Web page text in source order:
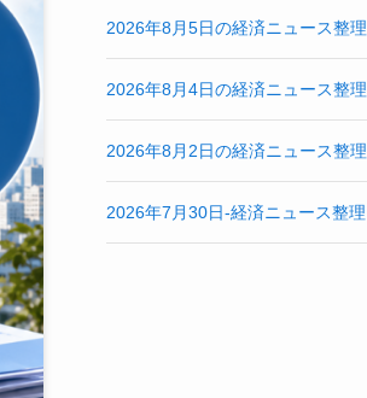
2026年8月5日の経済ニュース整理
2026年8月4日の経済ニュース整理
2026年8月2日の経済ニュース整理
2026年7月30日-経済ニュース整理